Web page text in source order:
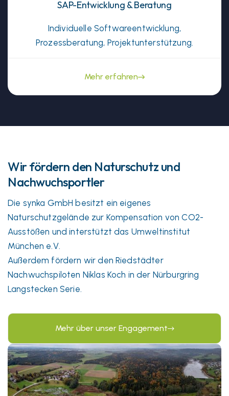
SAP-Entwicklung & Beratung
Individuelle Softwareentwicklung,
Prozessberatung, Projektunterstützung.
Mehr erfahren
Wir fördern den Naturschutz und
Nachwuchsportler
Die synka GmbH besitzt ein eigenes
Naturschutzgelände zur Kompensation von CO2-
Ausstößen und interstützt das Umweltinstitut
München e.V.
Außerdem fördern wir den Riedstädter
Nachwuchspiloten Niklas Koch in der Nürburgring
Langstecken Serie.
Mehr über unser Engagement